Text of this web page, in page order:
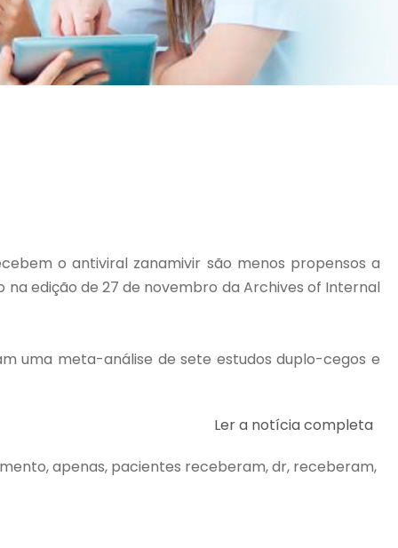
o antiviral zanamivir são menos propensos a
edição de 27 de novembro da Archives of Internal
uma meta-análise de sete estudos duplo-cegos e
Ler a notícia completa
apenas, pacientes receberam, dr, receberam,